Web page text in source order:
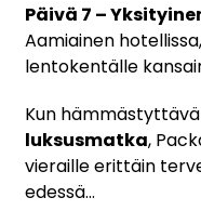
Päivä 7 –
Aamiainen
lentokentälle
Kun hämmästyttävä
luksusmatka,
vieraille erittäin
edessä...